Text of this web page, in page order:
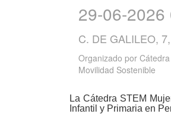
29-06-2026
C. DE GALILEO,
Organizado por
Movilidad Sostenible
La Cátedra STEM
Infantil y Primaria en